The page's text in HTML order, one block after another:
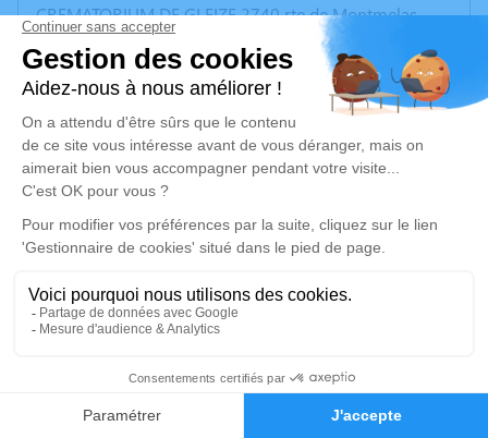
Faire-part Hommages
CREMATORIUM DE GLEIZE 2740 rte de Montmelas -
69400 Gleizé.
Nous vous invitons à utiliser cet espace pour laisser
vos condoléances, partager des photos souvenirs, une
anecdote ou exprimer vos pensées à travers des
poèmes ou des textes. Cet endroit est un lieu
d'expression dédié à honorer la mémoire de Gérard
DUMAS.
mercredi 13 mai 2026 à 13h30
Salle de cérémonie du crématorium
CREMATORIUM DE GLEIZE 2740 rte de Montmelas